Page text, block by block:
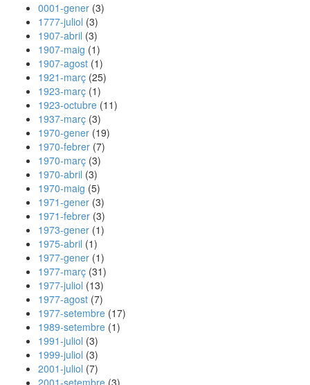
0001-gener (3)
1777-juliol (3)
1907-abril (3)
1907-maig (1)
1907-agost (1)
1921-març (25)
1923-març (1)
1923-octubre (11)
1937-març (3)
1970-gener (19)
1970-febrer (7)
1970-març (3)
1970-abril (3)
1970-maig (5)
1971-gener (3)
1971-febrer (3)
1973-gener (1)
1975-abril (1)
1977-gener (1)
1977-març (31)
1977-juliol (13)
1977-agost (7)
1977-setembre (17)
1989-setembre (1)
1991-juliol (3)
1999-juliol (3)
2001-juliol (7)
2001-setembre (3)